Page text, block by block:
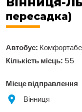
пересадка)
Автобус:
Кількість місць: 55
Місце відправлення
Вінниця